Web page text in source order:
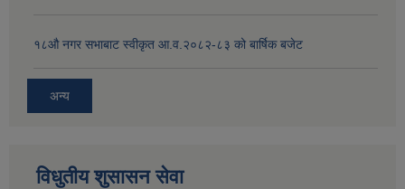
१८‍औ नगर सभाबाट स्वीकृत आ.व.२०८२-८३ को बार्षिक बजेट
अन्य
विधुतीय शुसासन सेवा